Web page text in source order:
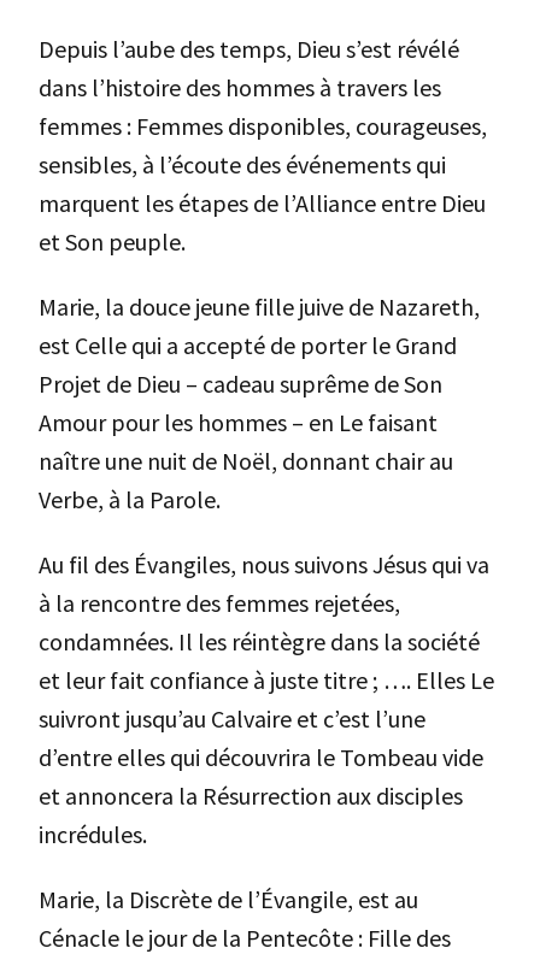
Depuis l’aube des temps, Dieu s’est révélé
dans l’histoire des hommes à travers les
femmes : Femmes disponibles, courageuses,
sensibles, à l’écoute des événements qui
marquent les étapes de l’Alliance entre Dieu
et Son peuple.
Marie, la douce jeune fille juive de Nazareth,
est Celle qui a accepté de porter le Grand
Projet de Dieu – cadeau suprême de Son
Amour pour les hommes – en Le faisant
naître une nuit de Noël, donnant chair au
Verbe, à la Parole.
Au fil des Évangiles, nous suivons Jésus qui va
à la rencontre des femmes rejetées,
condamnées. Il les réintègre dans la société
et leur fait confiance à juste titre ; …. Elles Le
suivront jusqu’au Calvaire et c’est l’une
d’entre elles qui découvrira le Tombeau vide
et annoncera la Résurrection aux disciples
incrédules.
Marie, la Discrète de l’Évangile, est au
Cénacle le jour de la Pentecôte : Fille des